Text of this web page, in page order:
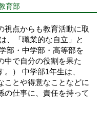
育部
視点からも教育活動に取
、「職業的な自立」と
部・中学部・高等部を
中で自分の役割を果た
） 中学部1年生は、
ことや得意なことなどに
の仕事に、責任を持って